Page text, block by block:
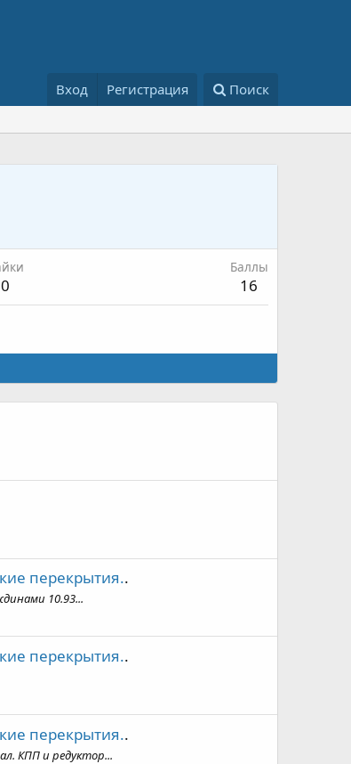
Вход Регистрация Поиск
0
Баллы
16
перекрытия..
10.93...
перекрытия..
перекрытия..
КПП и редуктор...